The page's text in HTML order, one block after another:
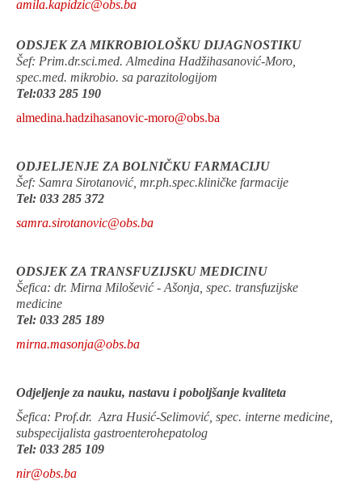
amila.kapidzic@obs.ba
ODSJEK ZA MIKROBIOLOŠKU DIJAGNOSTIKU
Šef: Prim.dr.sci.med. Almedina Hadžihasanović-Moro,
spec.med. mikrobio. sa parazitologijom
Tel:033 285 190
almedina.hadzihasanovic-moro@obs.ba
ODJELJENJE ZA BOLNIČKU FARMACIJU
Šef: Samra Sirotanović, mr.ph.spec.kliničke farmacije
Tel: 033 285 372
samra.sirotanovic@obs.ba
ODSJEK ZA TRANSFUZIJSKU MEDICINU
Šefica: dr. Mirna Milošević - Ašonja, spec. transfuzijske
medicine
Tel: 033 285 189
mirna.masonja@obs.ba
Odjeljenje za nauku, nastavu i poboljšanje kvaliteta
Šefica: Prof.dr. Azra Husić-Selimović, spec. interne medicine,
subspecijalista gastroenterohepatolog
Tel: 033 285 109
nir@obs.ba